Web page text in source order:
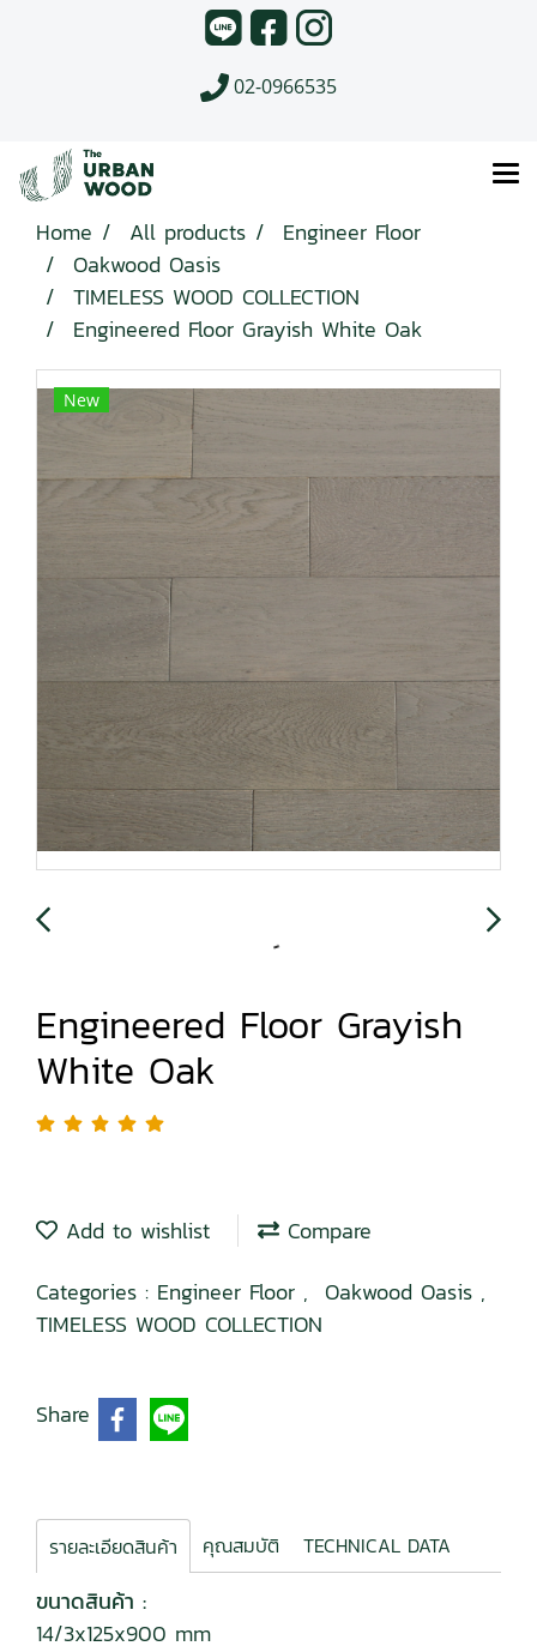
02-0966535
Home All products
Engineer Floor
Oakwood Oasis
TIMELESS WOOD COLLECTION
Engineered Floor Grayish White Oak
New
Engineered Floor Grayish
White Oak
Add to wishlist
Compare
Categories : Engineer Floor , Oakwood Oasis ,
TIMELESS WOOD COLLECTION
Share
รายละเอียดสินค้า คุณสมบัติ TECHNICAL DATA
ขนาดสินค้า :
14/3x125x900 mm